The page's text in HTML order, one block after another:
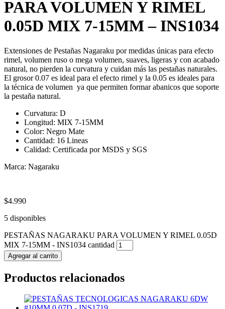
PARA VOLUMEN Y RIMEL
0.05D MIX 7-15MM – INS1034
Extensiones de Pestañas Nagaraku por medidas únicas para efecto
rimel, volumen ruso o mega volumen, suaves, ligeras y con acabado
natural, no pierden la curvatura y cuidan más las pestañas naturales.
El grosor 0.07 es ideal para el efecto rimel y la 0.05 es ideales para
la técnica de volumen ya que permiten formar abanicos que soporte
la pestaña natural.
Curvatura: D
Longitud: MIX 7-15MM
Color: Negro Mate
Cantidad: 16 Lineas
Calidad: Certificada por MSDS y SGS
Marca: Nagaraku
$4.990
5 disponibles
PESTAÑAS NAGARAKU PARA VOLUMEN Y RIMEL 0.05D
MIX 7-15MM - INS1034 cantidad
Agregar al carrito
Productos relacionados